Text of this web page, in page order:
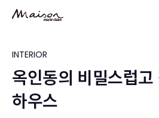
content
INTERIOR
옥인동의 비밀스럽
하우스